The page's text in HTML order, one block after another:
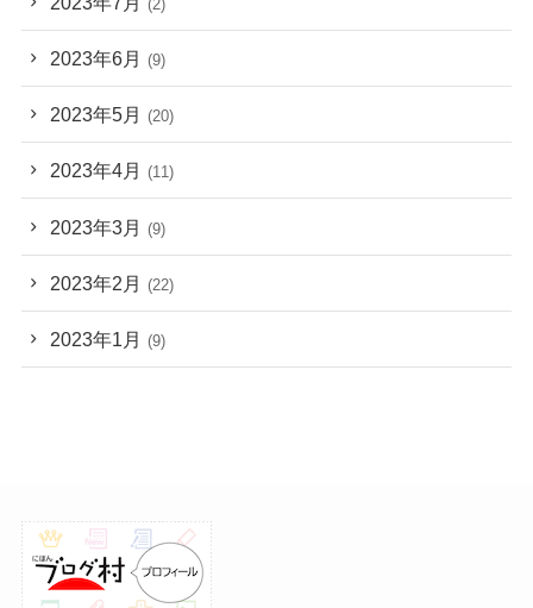
(2)
2023年6月 (9)
2023年5月 (20)
2023年4月 (11)
2023年3月 (9)
2023年2月 (22)
2023年1月 (9)